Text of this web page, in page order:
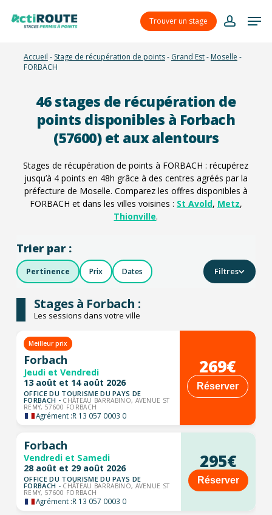
Trouver un stage
account
Accueil - Stage de récupération de points- Grand Est- Moselle -
FORBACH
46stages de récupération de
points disponibles à Forbach
(57600) et aux alentours
Stages de récupération de points à FORBACH : récupérez
jusqu’à 4 points en 48h grâce à des centres agréés par la
préfecture de Moselle. Comparez les offres disponibles à
FORBACH et dans les villes voisines : St Avold, Metz,
Thionville.
Trier par :
Pertinence Prix Dates Filtres
Stages à Forbach :
Les sessions dans votre ville
Meilleur prix
Forbach
Jeudi et Vendredi
13 août et 14 août 2026
OFFICE DU TOURISME DU PAYS DE
FORBACH - CHÂTEAU BARRABINO, AVENUE ST
REMY, 57600 FORBACH
Agrément :R 13 057 0003 0
269€
Réserver
Forbach
Vendredi et Samedi
28 août et 29 août 2026
OFFICE DU TOURISME DU PAYS DE
FORBACH - CHÂTEAU BARRABINO, AVENUE ST
REMY, 57600 FORBACH
Agrément :R 13 057 0003 0
295€
Réserver